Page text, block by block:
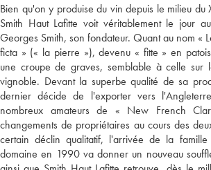
Bien qu'on y produise du vin depuis le milieu du
Smith Haut Lafitte voit véritablement le jour
Georges Smith, son fondateur. Quant au nom «
ficta » (« la pierre »), devenu « fitte » en
une croupe de graves, semblable à celle sur
vignoble. Devant la superbe qualité de sa
dernier décide de l'exporter vers
nombreux amateurs de « New French
changements de propriétaires au cours des
certain déclin qualitatif, l'arrivée de la
domaine en 1990 va donner un nouveau